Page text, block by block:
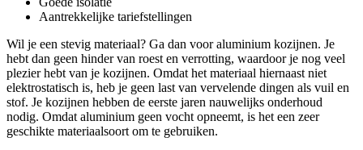
Aantrekkelijke tariefstellingen
Wil je een stevig materiaal? Ga dan voor aluminium kozijnen. Je
hebt dan geen hinder van roest en verrotting, waardoor je nog veel
plezier hebt van je kozijnen. Omdat het materiaal hiernaast niet
elektrostatisch is, heb je geen last van vervelende dingen als vuil en
stof. Je kozijnen hebben de eerste jaren nauwelijks onderhoud
nodig. Omdat aluminium geen vocht opneemt, is het een zeer
geschikte materiaalsoort om te gebruiken.